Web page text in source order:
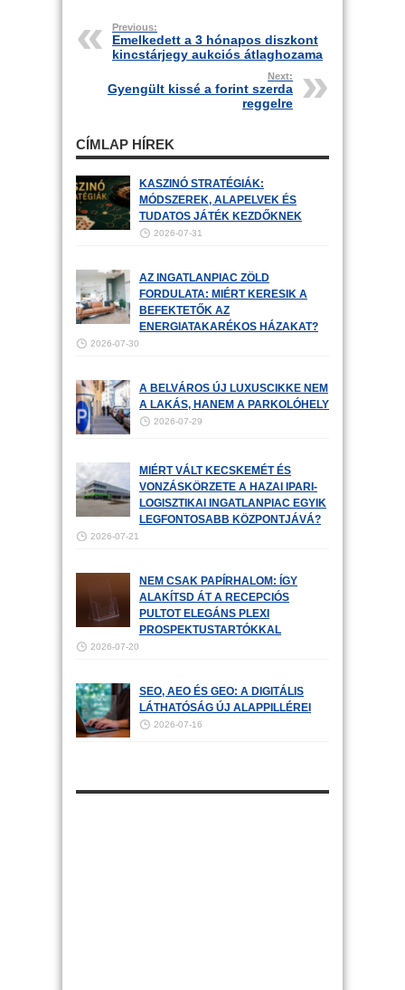
Previous:
Emelkedett a 3 hónapos diszkont
kincstárjegy aukciós átlaghozama
Next:
Gyengült kissé a forint szerda
reggelre
CÍMLAP HÍREK
KASZINÓ STRATÉGIÁK:
MÓDSZEREK, ALAPELVEK ÉS
TUDATOS JÁTÉK KEZDŐKNEK
2026-07-31
AZ INGATLANPIAC ZÖLD
FORDULATA: MIÉRT KERESIK A
BEFEKTETŐK AZ
ENERGIATAKARÉKOS HÁZAKAT?
2026-07-30
A BELVÁROS ÚJ LUXUSCIKKE NEM
A LAKÁS, HANEM A PARKOLÓHELY
2026-07-29
MIÉRT VÁLT KECSKEMÉT ÉS
VONZÁSKÖRZETE A HAZAI IPARI-
LOGISZTIKAI INGATLANPIAC EGYIK
LEGFONTOSABB KÖZPONTJÁVÁ?
2026-07-21
NEM CSAK PAPÍRHALOM: ÍGY
ALAKÍTSD ÁT A RECEPCIÓS
PULTOT ELEGÁNS PLEXI
PROSPEKTUSTARTÓKKAL
2026-07-20
SEO, AEO ÉS GEO: A DIGITÁLIS
LÁTHATÓSÁG ÚJ ALAPPILLÉREI
2026-07-16